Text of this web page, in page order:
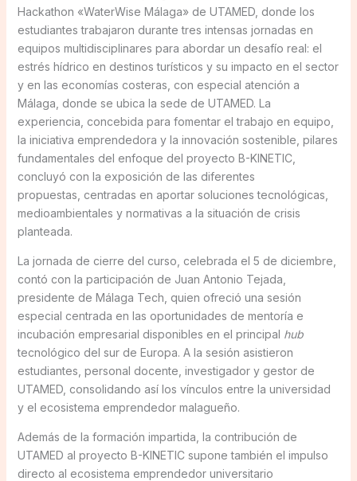
Hackathon «WaterWise Málaga» de UTAMED, donde los
estudiantes trabajaron durante tres intensas jornadas en
equipos multidisciplinares para abordar un desafío real: el
estrés hídrico en destinos turísticos y su impacto en el sector
y en las economías costeras, con especial atención a
Málaga, donde se ubica la sede de UTAMED. La
experiencia, concebida para fomentar el trabajo en equipo,
la iniciativa emprendedora y la innovación sostenible, pilares
fundamentales del enfoque del proyecto B-KINETIC,
concluyó con la exposición de las diferentes
propuestas, centradas en aportar soluciones tecnológicas,
medioambientales y normativas a la situación de crisis
planteada.
La jornada de cierre del curso, celebrada el 5 de diciembre,
contó con la participación de Juan Antonio Tejada,
presidente de Málaga Tech, quien ofreció una sesión
especial centrada en las oportunidades de mentoría e
incubación empresarial disponibles en el principal hub
tecnológico del sur de Europa. A la sesión asistieron
estudiantes, personal docente, investigador y gestor de
UTAMED, consolidando así los vínculos entre la universidad
y el ecosistema emprendedor malagueño.
Además de la formación impartida, la contribución de
UTAMED al proyecto B-KINETIC supone también el impulso
directo al ecosistema emprendedor universitario